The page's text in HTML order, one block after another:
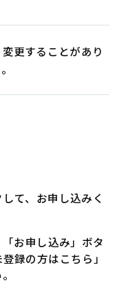
更することがあり
て、お申し込みく
お申し込み」ボタ
録の方はこちら」